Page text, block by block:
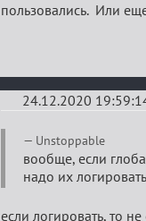
пользовались. Или
24.12.2020
Re:
Ценная
игровая
информация
Unstoppable
вообще, если
надо их
если логировать, то